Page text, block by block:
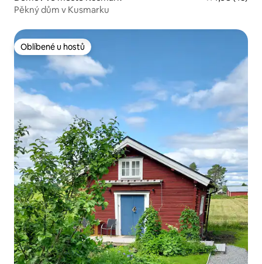
Pěkný dům v Kusmarku
Oblíbené u hostů
Oblíbené u hostů